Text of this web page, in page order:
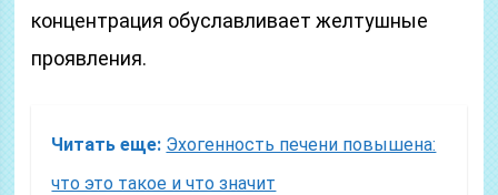
концентрация обуславливает желтушные
проявления.
Читать еще: Эхогенность печени повышена:
что это такое и что значит